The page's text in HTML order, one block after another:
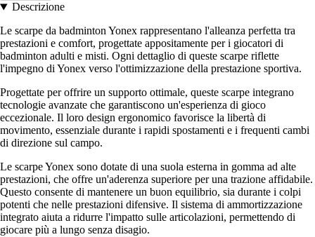
Descrizione
Le scarpe da badminton Yonex rappresentano l'alleanza perfetta tra
prestazioni e comfort, progettate appositamente per i giocatori di
badminton adulti e misti. Ogni dettaglio di queste scarpe riflette
l'impegno di Yonex verso l'ottimizzazione della prestazione sportiva.
Progettate per offrire un supporto ottimale, queste scarpe integrano
tecnologie avanzate che garantiscono un'esperienza di gioco
eccezionale. Il loro design ergonomico favorisce la libertà di
movimento, essenziale durante i rapidi spostamenti e i frequenti cambi
di direzione sul campo.
Le scarpe Yonex sono dotate di una suola esterna in gomma ad alte
prestazioni, che offre un'aderenza superiore per una trazione affidabile.
Questo consente di mantenere un buon equilibrio, sia durante i colpi
potenti che nelle prestazioni difensive. Il sistema di ammortizzazione
integrato aiuta a ridurre l'impatto sulle articolazioni, permettendo di
giocare più a lungo senza disagio.